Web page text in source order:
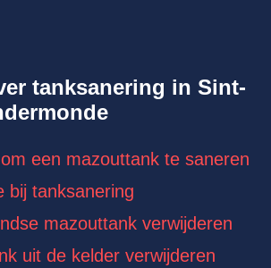
tanksanering in Sint-
een mazouttank te saneren
bij tanksanering
mazouttank verwijderen
uit de kelder verwijderen